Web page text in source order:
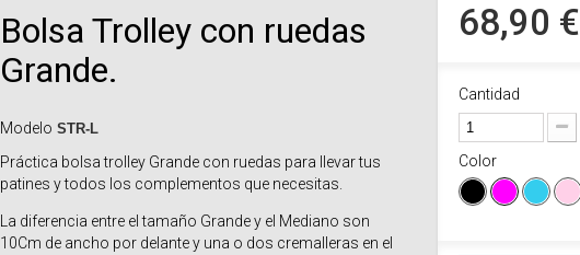
Bolsa Trolley con ruedas
Grande.
Modelo STR-L
Práctica bolsa trolley Grande con ruedas para llevar tus
patines y todos los complementos que necesitas.
La diferencia entre el tamaño Grande y el Mediano son
10Cm de ancho por delante y una o dos cremalleras en el
68,90 €
Cantidad
Color